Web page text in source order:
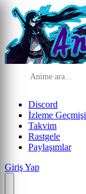
Discord
İzleme Geçmişi
Takvim
Rastgele
Paylaşımlar
Giriş Yap